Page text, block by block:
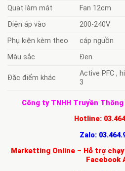
Quạt làm mát
Fan 12cm
Điện áp vào
200-240V
Phụ kiện kèm theo
cáp nguồn
Màu sắc
Đen
Đặc điểm khác
Active PFC ,
3
Công ty TNHH Truyền
Hotline:
Zalo:
Marketting Online – Hỗ trợ
Facebook